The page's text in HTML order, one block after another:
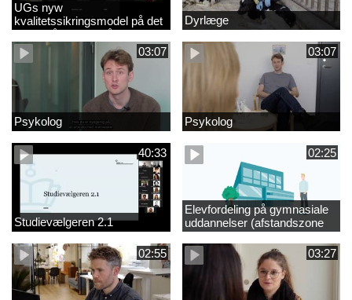
UGs nyw
kvalitetssikringsmodel på det
videregående område
Dyrlæge
03:07
Psykolog
03:07
Psykolog
40:33
Studievælgeren 2.1
02:25
Elevfordeling på gymnasiale
uddannelser (afstandszone
redigeret)
02:55
03:27